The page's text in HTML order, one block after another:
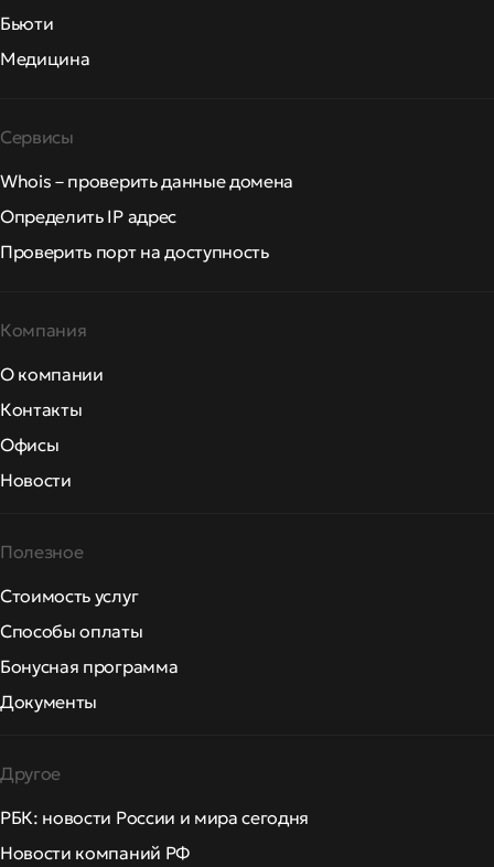
Бьюти
Медицина
Сервисы
Whois – проверить данные домена
Определить IP адрес
Проверить порт на доступность
Компания
О компании
Контакты
Офисы
Новости
Полезное
Стоимость услуг
Способы оплаты
Бонусная программа
Документы
Другое
РБК: новости России и мира сегодня
Новости компаний РФ